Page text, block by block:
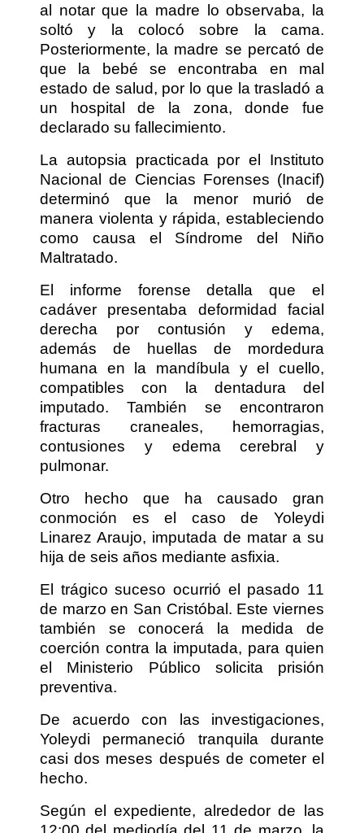
al notar que la madre lo observaba, la
soltó y la colocó sobre la cama.
Posteriormente, la madre se percató de
que la bebé se encontraba en mal
estado de salud, por lo que la trasladó a
un hospital de la zona, donde fue
declarado su fallecimiento.
La autopsia practicada por el Instituto
Nacional de Ciencias Forenses (Inacif)
determinó que la menor murió de
manera violenta y rápida, estableciendo
como causa el Síndrome del Niño
Maltratado.
El informe forense detalla que el
cadáver presentaba deformidad facial
derecha por contusión y edema,
además de huellas de mordedura
humana en la mandíbula y el cuello,
compatibles con la dentadura del
imputado. También se encontraron
fracturas craneales, hemorragias,
contusiones y edema cerebral y
pulmonar.
Otro hecho que ha causado gran
conmoción es el caso de Yoleydi
Linarez Araujo, imputada de matar a su
hija de seis años mediante asfixia.
El trágico suceso ocurrió el pasado 11
de marzo en San Cristóbal. Este viernes
también se conocerá la medida de
coerción contra la imputada, para quien
el Ministerio Público solicita prisión
preventiva.
De acuerdo con las investigaciones,
Yoleydi permaneció tranquila durante
casi dos meses después de cometer el
hecho.
Según el expediente, alrededor de las